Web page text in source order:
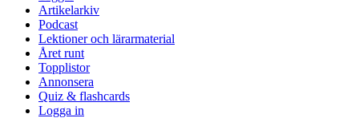
Artikelarkiv
Podcast
Lektioner och lärarmaterial
Året runt
Topplistor
Annonsera
Quiz & flashcards
Logga in